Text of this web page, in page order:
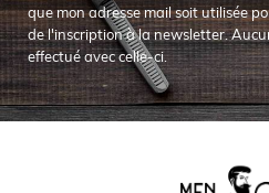
que mon adresse mail soit utilisée
de l'inscription à la newsletter.
effectué avec celle-ci.